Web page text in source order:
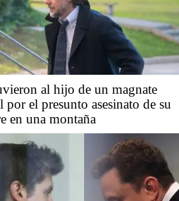
al hijo de un magnate
por el presunto asesinato de su
en una montaña